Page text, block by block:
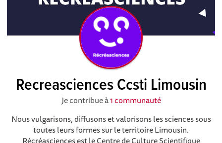
Recreasciences Ccsti Limousin
Je contribue à1 communauté
Nous vulgarisons, diffusons et valorisons les sciences sous
toutes leurs formes sur le territoire Limousin.